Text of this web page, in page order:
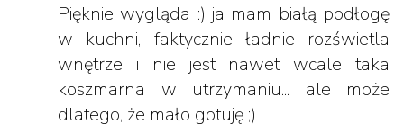
Pięknie wygląda :) ja mam białą podłogę
w kuchni, faktycznie ładnie rozświetla
wnętrze i nie jest nawet wcale taka
koszmarna w utrzymaniu... ale może
dlatego, że mało gotuję ;)